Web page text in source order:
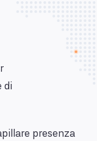
di
presenza